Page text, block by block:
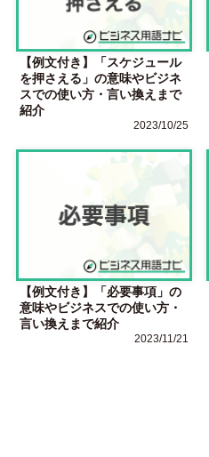
【例文付き】「スケジュール
を押さえる」の意味やビジネ
スでの使い方・言い換えまで
紹介
2023/10/25
【例文付き】「必要事項」の
意味やビジネスでの使い方・
言い換えまで紹介
2023/11/21